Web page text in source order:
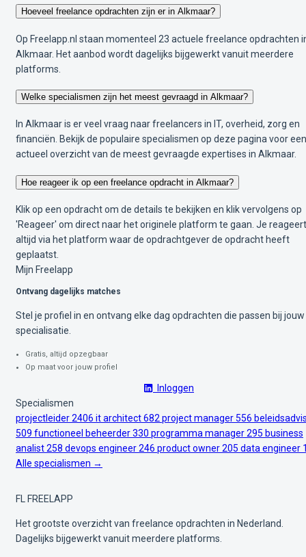
Hoeveel freelance opdrachten zijn er in Alkmaar?
Op Freelapp.nl staan momenteel 23 actuele freelance opdrachten
Alkmaar. Het aanbod wordt dagelijks bijgewerkt vanuit meerdere
platforms.
Welke specialismen zijn het meest gevraagd in Alkmaar?
In Alkmaar is er veel vraag naar freelancers in IT, overheid, zorg en
financiën. Bekijk de populaire specialismen op deze pagina voor een
actueel overzicht van de meest gevraagde expertises in Alkmaar.
Hoe reageer ik op een freelance opdracht in Alkmaar?
Klik op een opdracht om de details te bekijken en klik vervolgens op
'Reageer' om direct naar het originele platform te gaan. Je reageert
altijd via het platform waar de opdrachtgever de opdracht heeft
geplaatst.
Mijn Freelapp
Ontvang dagelijks matches
Stel je profiel in en ontvang elke dag opdrachten die passen bij jouw
specialisatie.
Gratis, altijd opzegbaar
Op maat voor jouw profiel
Inloggen
Specialismen
projectleider2406 it architect682 project manager556
509 functioneel beheerder330 programma manager295 business
analist258 devops engineer246 product owner205 data engineer
Alle specialismen →
FL FREELAPP
Het grootste overzicht van freelance opdrachten in Nederland.
Dagelijks bijgewerkt vanuit meerdere platforms.